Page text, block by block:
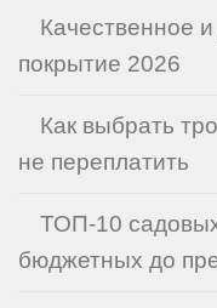
Качественное
покрытие 2026
Как выбрать
не переплатить
ТОП-10
бюджетных до